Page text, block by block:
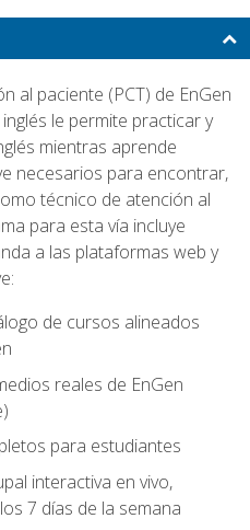
al paciente (PCT) de EnGen
le permite practicar y
mientras aprende
necesarios para encontrar,
técnico de atención al
para esta vía incluye
a las plataformas web y
de cursos alineados
reales de EnGen
para estudiantes
interactiva en vivo,
7 días de la semana